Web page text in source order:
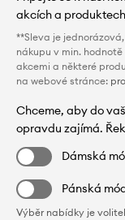
akcích a
**Sleva je
nákupu v min. hodnotě
akcemi a některé
na webové stránce:
Chceme, aby do
opravdu zajímá.
Dámská
Pánská
Výběr nabídky je